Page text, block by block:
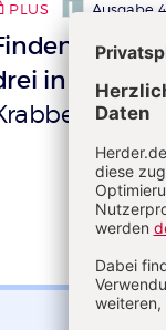
PLUS Ausgabe
Sie
in Ihrer